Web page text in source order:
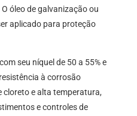
óleo de galvanização ou
aplicado para proteção
seu níquel de 50 a 55% e
à corrosão
cloreto e alta temperatura,
e controles de